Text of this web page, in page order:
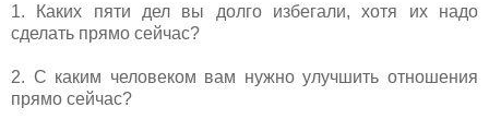
1. Каких пяти дел вы долго избегали, хотя их надо
сделать прямо сейчас?
2. С каким человеком вам нужно улучшить отношения
прямо сейчас?